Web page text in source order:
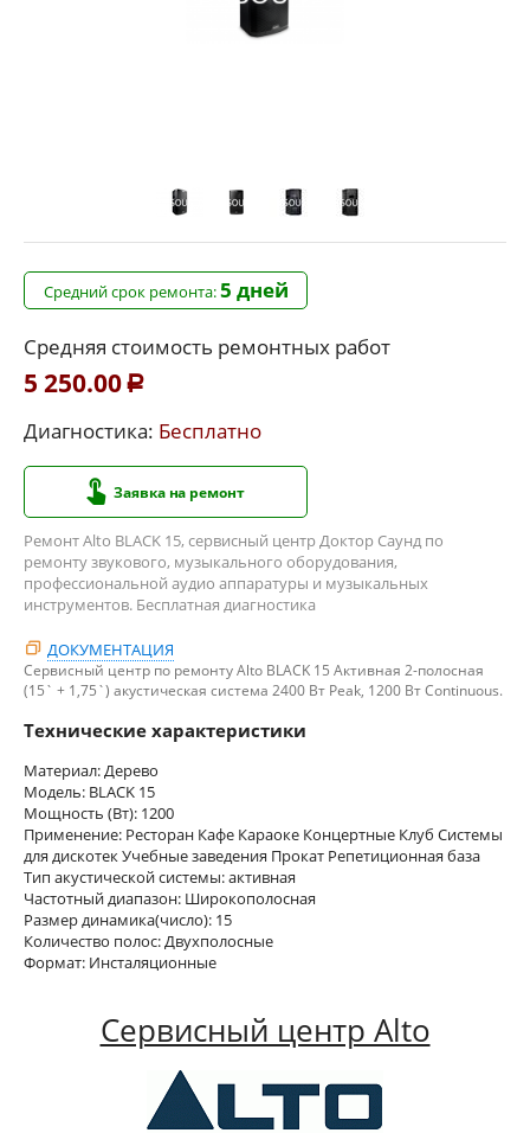
Средний срок ремонта:5 дней
Средняя стоимость ремонтных работ
5 250.00 Р
Диагностика: Бесплатно
Заявка на ремонт
Ремонт Alto BLACK 15, сервисный центр Доктор Саунд по
ремонту звукового, музыкального оборудования,
профессиональной аудио аппаратуры и музыкальных
инструментов. Бесплатная диагностика
ДОКУМЕНТАЦИЯ
Сервисный центр по ремонту Alto BLACK 15 Активная 2-полосная
(15` + 1,75`) акустическая система 2400 Вт Peak, 1200 Вт Continuous.
Технические характеристики
Материал: Дерево
Модель: BLACK 15
Мощность (Вт): 1200
Применение: Ресторан Кафе Караоке Концертные Клуб Системы
для дискотек Учебные заведения Прокат Репетиционная база
Тип акустической системы: активная
Частотный диапазон: Широкополосная
Размер динамика(число): 15
Количество полос: Двухполосные
Формат: Инсталяционные
Сервисный центр Alto